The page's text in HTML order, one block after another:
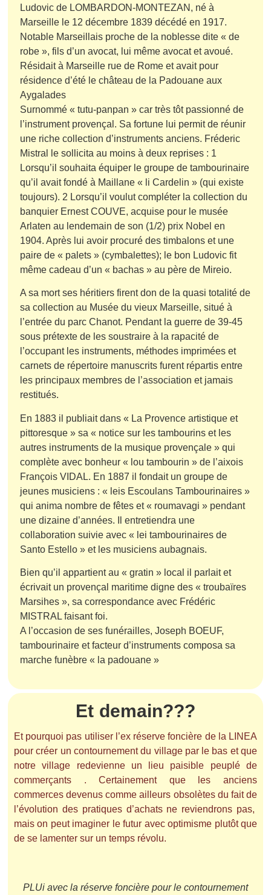
Ludovic de LOMBARDON-MONTEZAN, né à
Marseille le 12 décembre 1839 décédé en 1917.
Notable Marseillais proche de la noblesse dite « de
robe », fils d’un avocat, lui même avocat et avoué.
Résidait à Marseille rue de Rome et avait pour
résidence d’été le château de la Padouane aux
Aygalades
Surnommé « tutu-panpan » car très tôt passionné de
l’instrument provençal. Sa fortune lui permit de réunir
une riche collection d’instruments anciens. Fréderic
Mistral le sollicita au moins à deux reprises : 1
Lorsqu’il souhaita équiper le groupe de tambourinaire
qu’il avait fondé à Maillane « li Cardelin » (qui existe
toujours). 2 Lorsqu’il voulut compléter la collection du
banquier Ernest COUVE, acquise pour le musée
Arlaten au lendemain de son (1/2) prix Nobel en
1904. Après lui avoir procuré des timbalons et une
paire de « palets » (cymbalettes); le bon Ludovic fit
même cadeau d’un « bachas » au père de Mireio.
A sa mort ses héritiers firent don de la quasi totalité de
sa collection au Musée du vieux Marseille, situé à
l’entrée du parc Chanot. Pendant la guerre de 39-45
sous prétexte de les soustraire à la rapacité de
l’occupant les instruments, méthodes imprimées et
carnets de répertoire manuscrits furent répartis entre
les principaux membres de l’association et jamais
restitués.
En 1883 il publiait dans « La Provence artistique et
pittoresque » sa « notice sur les tambourins et les
autres instruments de la musique provençale » qui
complète avec bonheur « lou tambourin » de l’aixois
François VIDAL. En 1887 il fondait un groupe de
jeunes musiciens : « leis Escoulans Tambourinaires »
qui anima nombre de fêtes et « roumavagi » pendant
une dizaine d’années. Il entretiendra une
collaboration suivie avec « lei tambourinaires de
Santo Estello » et les musiciens aubagnais.
Bien qu’il appartient au « gratin » local il parlait et
écrivait un provençal maritime digne des « troubaïres
Marsihes », sa correspondance avec Frédéric
MISTRAL faisant foi.
A l’occasion de ses funérailles, Joseph BOEUF,
tambourinaire et facteur d’instruments composa sa
marche funèbre « la padouane »
Et demain???
Et pourquoi pas utiliser l’ex réserve foncière de la LINEA
pour créer un contournement du village par le bas et que
notre village redevienne un lieu paisible peuplé de
commerçants . Certainement que les anciens
commerces devenus comme ailleurs obsolètes du fait de
l’évolution des pratiques d’achats ne reviendrons pas,
mais on peut imaginer le futur avec optimisme plutôt que
de se lamenter sur un temps révolu.
PLUi avec la réserve foncière pour le contournement